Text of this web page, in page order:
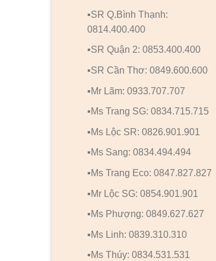
▪️SR Q.Bình Thạnh:
0814.400.400
▪️SR Quận 2: 0853.400.400
▪️SR Cần Thơ: 0849.600.600
▪️Mr Lãm: 0933.707.707
▪️Ms Trang SG: 0834.715.715
▪️Ms Lộc SR: 0826.901.901
▪️Ms Sang: 0834.494.494
▪️Ms Trang Eco: 0847.827.827
▪️Mr Lộc SG: 0854.901.901
▪️Ms Phượng: 0849.627.627
▪️Ms Linh: 0839.310.310
▪️Ms Thúy: 0834.531.531